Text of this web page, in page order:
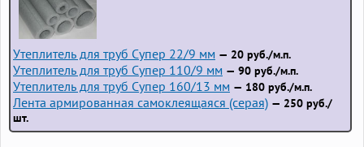
Утеплитель для труб Супер 22/9 мм — 20 руб./м.п.
Утеплитель для труб Супер 110/9 мм — 90 руб./м.п.
Утеплитель для труб Супер 160/13 мм — 180 руб./м.п.
Лента армированная самоклеящаяся (серая) — 250 руб./
шт.